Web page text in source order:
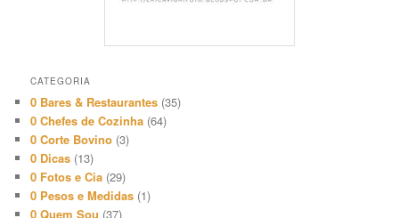
CATEGORIA
0 Bares & Restaurantes (35)
0 Chefes de Cozinha (64)
0 Corte Bovino (3)
0 Dicas (13)
0 Fotos e Cia (29)
0 Pesos e Medidas (1)
0 Quem Sou (37)